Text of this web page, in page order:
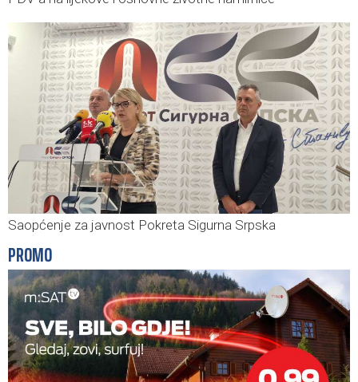
Saopćenje za javnost Pokreta Sigurna Srpska
PROMO